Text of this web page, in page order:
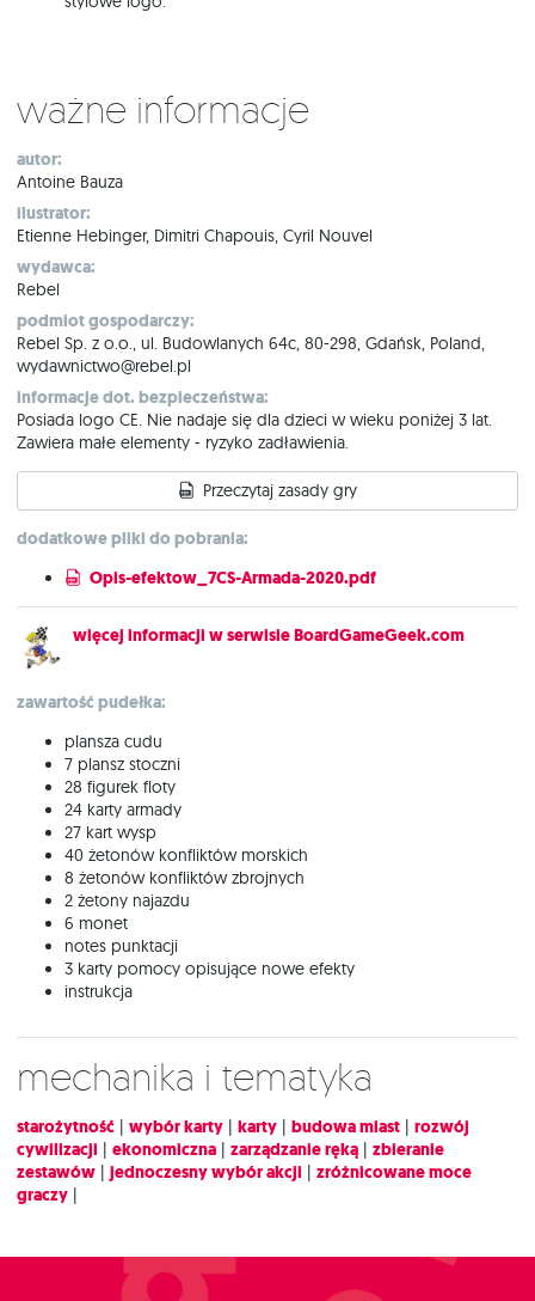
Ważne informacje
autor:
Antoine Bauza
ilustrator:
Etienne Hebinger, Dimitri Chapouis, Cyril Nouvel
wydawca:
Rebel
podmiot gospodarczy:
Rebel Sp. z o.o., ul. Budowlanych 64c, 80-298, Gdańsk, Poland,
wydawnictwo@rebel.pl
informacje dot. bezpieczeństwa:
Posiada logo CE. Nie nadaje się dla dzieci w wieku poniżej 3 lat.
Zawiera małe elementy - ryzyko zadławienia.
Przeczytaj zasady gry
dodatkowe pliki do pobrania:
Opis-efektow_7CS-Armada-2020.pdf
więcej informacji w serwisie BoardGameGeek.com
zawartość pudełka:
plansza cudu
7 plansz stoczni
28 figurek floty
24 karty armady
27 kart wysp
40 żetonów konfliktów morskich
8 żetonów konfliktów zbrojnych
2 żetony najazdu
6 monet
notes punktacji
3 karty pomocy opisujące nowe efekty
instrukcja
Mechanika i tematyka
starożytność | wybór karty | karty | budowa miast | rozwój
cywilizacji | ekonomiczna | zarządzanie ręką | zbieranie
zestawów | jednoczesny wybór akcji | zróżnicowane moce
graczy |